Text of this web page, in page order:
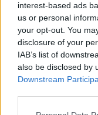
interest-based ads
us or personal
your opt-out. You
disclosure of your
IAB’s list of
also be disclosed by
Downstream
Please note that
Quanti animali
Seguendo le regole